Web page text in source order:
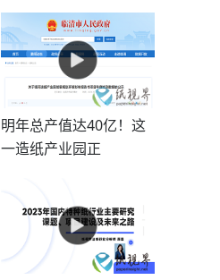
明年总产值达40亿！这
一造纸产业园正